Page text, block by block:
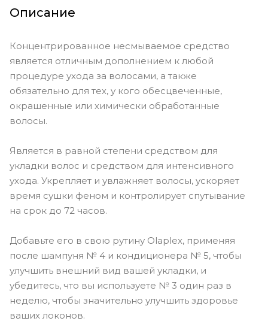
Описание
Концентрированное несмываемое средство
является отличным дополнением к любой
процедуре ухода за волосами, а также
обязательно для тех, у кого обесцвеченные,
окрашенные или химически обработанные
волосы.
Является в равной степени средством для
укладки волос и средством для интенсивного
ухода. Укрепляет и увлажняет волосы, ускоряет
время сушки феном и контролирует спутывание
на срок до 72 часов.
Добавьте его в свою рутину Olaplex, применяя
после шампуня № 4 и кондиционера № 5, чтобы
улучшить внешний вид вашей укладки, и
убедитесь, что вы используете № 3 один раз в
неделю, чтобы значительно улучшить здоровье
ваших локонов.